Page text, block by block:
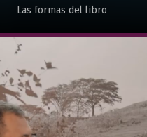
Las formas del libro